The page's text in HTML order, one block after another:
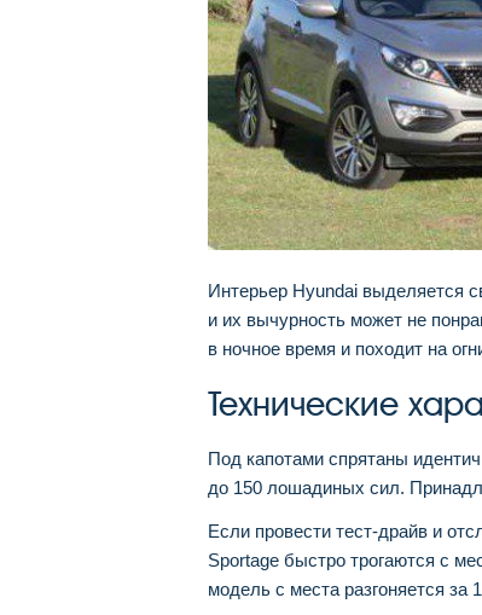
Интерьер Hyundai выделяется
и их вычурность может не
в ночное время и походит на
Технические
Под капотами спрятаны
до 150 лошадиных сил.
Если провести тест-драйв и
Sportage быстро трогаются с
модель с места разгоняется за